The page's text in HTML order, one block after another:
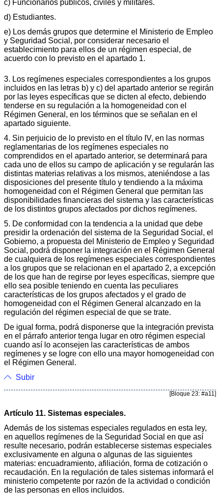
c) Funcionarios públicos, civiles y militares.
d) Estudiantes.
e) Los demás grupos que determine el Ministerio de Empleo
y Seguridad Social, por considerar necesario el
establecimiento para ellos de un régimen especial, de
acuerdo con lo previsto en el apartado 1.
3. Los regímenes especiales correspondientes a los grupos
incluidos en las letras b) y c) del apartado anterior se regirán
por las leyes específicas que se dicten al efecto, debiendo
tenderse en su regulación a la homogeneidad con el
Régimen General, en los términos que se señalan en el
apartado siguiente.
4. Sin perjuicio de lo previsto en el título IV, en las normas
reglamentarias de los regímenes especiales no
comprendidos en el apartado anterior, se determinará para
cada uno de ellos su campo de aplicación y se regularán las
distintas materias relativas a los mismos, ateniéndose a las
disposiciones del presente título y tendiendo a la máxima
homogeneidad con el Régimen General que permitan las
disponibilidades financieras del sistema y las características
de los distintos grupos afectados por dichos regímenes.
5. De conformidad con la tendencia a la unidad que debe
presidir la ordenación del sistema de la Seguridad Social, el
Gobierno, a propuesta del Ministerio de Empleo y Seguridad
Social, podrá disponer la integración en el Régimen General
de cualquiera de los regímenes especiales correspondientes
a los grupos que se relacionan en el apartado 2, a excepción
de los que han de regirse por leyes específicas, siempre que
ello sea posible teniendo en cuenta las peculiares
características de los grupos afectados y el grado de
homogeneidad con el Régimen General alcanzado en la
regulación del régimen especial de que se trate.
De igual forma, podrá disponerse que la integración prevista
en el párrafo anterior tenga lugar en otro régimen especial
cuando así lo aconsejen las características de ambos
regímenes y se logre con ello una mayor homogeneidad con
el Régimen General.
Subir
[Bloque 23: #a11]
Artículo 11. Sistemas especiales.
Además de los sistemas especiales regulados en esta ley,
en aquellos regímenes de la Seguridad Social en que así
resulte necesario, podrán establecerse sistemas especiales
exclusivamente en alguna o algunas de las siguientes
materias: encuadramiento, afiliación, forma de cotización o
recaudación. En la regulación de tales sistemas informará el
ministerio competente por razón de la actividad o condición
de las personas en ellos incluidos.